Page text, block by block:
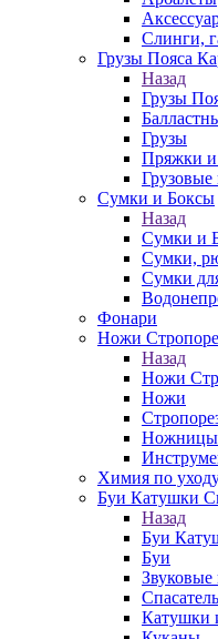
Слинги,
Грузы Пояса
Назад
Грузы
Грузы
Пряжки и
Сумки и Боксы
Назад
Сумки и
Сумки,
Сумки
Фонари
Ножи
Назад
Ножи
Ножи
Ножницы
Химия по
Буи Катушки
Назад
Буи
Буи
Катушки